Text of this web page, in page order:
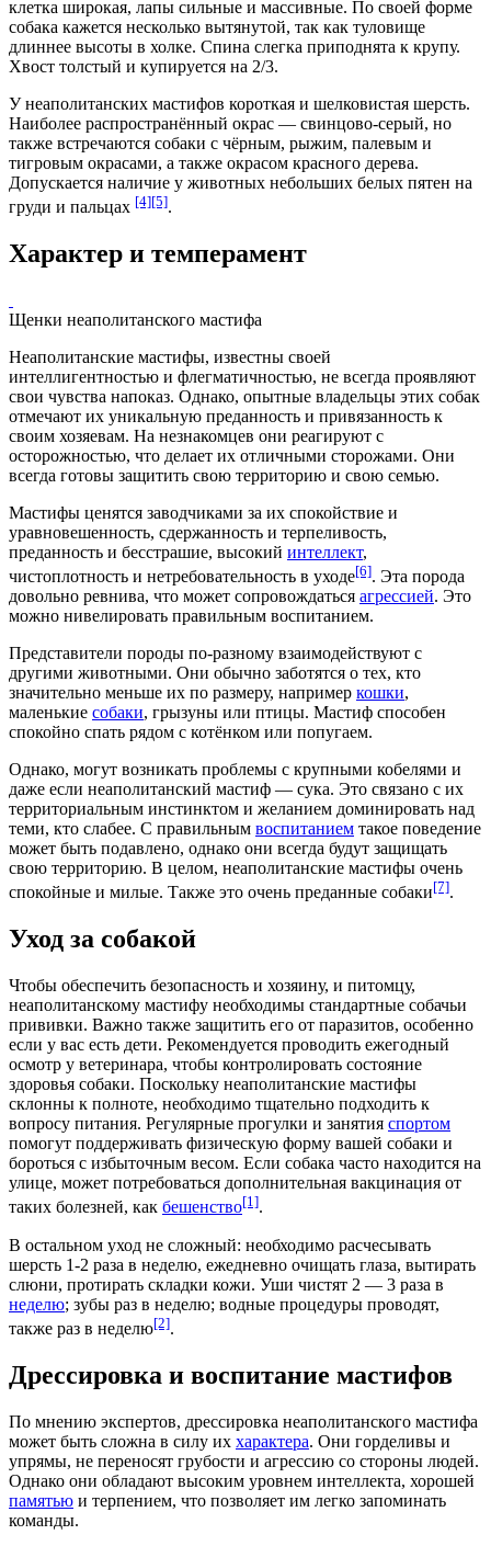
клетка широкая, лапы сильные и массивные. По своей форме
собака кажется несколько вытянутой, так как туловище
длиннее высоты в холке. Спина слегка приподнята к крупу.
Хвост толстый и купируется на 2/3.
У неаполитанских мастифов короткая и шелковистая шерсть.
Наиболее распространённый окрас — свинцово-серый, но
также встречаются собаки с чёрным, рыжим, палевым и
тигровым окрасами, а также окрасом красного дерева.
Допускается наличие у животных небольших белых пятен на
груди и пальцах [4][5].
Характер и темперамент
Щенки неаполитанского мастифа
Неаполитанские мастифы, известны своей
интеллигентностью и флегматичностью, не всегда проявляют
свои чувства напоказ. Однако, опытные владельцы этих собак
отмечают их уникальную преданность и привязанность к
своим хозяевам. На незнакомцев они реагируют с
осторожностью, что делает их отличными сторожами. Они
всегда готовы защитить свою территорию и свою семью.
Мастифы ценятся заводчиками за их спокойствие и
уравновешенность, сдержанность и терпеливость,
преданность и бесстрашие, высокий интеллект,
чистоплотность и нетребовательность в уходе[6]. Эта порода
довольно ревнива, что может сопровождаться агрессией. Это
можно нивелировать правильным воспитанием.
Представители породы по-разному взаимодействуют с
другими животными. Они обычно заботятся о тех, кто
значительно меньше их по размеру, например кошки,
маленькие собаки, грызуны или птицы. Мастиф способен
спокойно спать рядом с котёнком или попугаем.
Однако, могут возникать проблемы с крупными кобелями и
даже если неаполитанский мастиф — сука. Это связано с их
территориальным инстинктом и желанием доминировать над
теми, кто слабее. С правильным воспитанием такое поведение
может быть подавлено, однако они всегда будут защищать
свою территорию. В целом, неаполитанские мастифы очень
спокойные и милые. Также это очень преданные собаки[7].
Уход за собакой
Чтобы обеспечить безопасность и хозяину, и питомцу,
неаполитанскому мастифу необходимы стандартные собачьи
прививки. Важно также защитить его от паразитов, особенно
если у вас есть дети. Рекомендуется проводить ежегодный
осмотр у ветеринара, чтобы контролировать состояние
здоровья собаки. Поскольку неаполитанские мастифы
склонны к полноте, необходимо тщательно подходить к
вопросу питания. Регулярные прогулки и занятия спортом
помогут поддерживать физическую форму вашей собаки и
бороться с избыточным весом. Если собака часто находится на
улице, может потребоваться дополнительная вакцинация от
таких болезней, как бешенство[1].
В остальном уход не сложный: необходимо расчесывать
шерсть 1-2 раза в неделю, ежедневно очищать глаза, вытирать
слюни, протирать складки кожи. Уши чистят 2 — 3 раза в
неделю; зубы раз в неделю; водные процедуры проводят,
также раз в неделю[2].
Дрессировка и воспитание мастифов
По мнению экспертов, дрессировка неаполитанского мастифа
может быть сложна в силу их характера. Они горделивы и
упрямы, не переносят грубости и агрессию со стороны людей.
Однако они обладают высоким уровнем интеллекта, хорошей
памятью и терпением, что позволяет им легко запоминать
команды.